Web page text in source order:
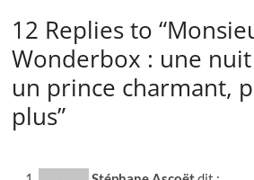
12 Replies to
Wonderbox : une
un prince charmant,
plus”